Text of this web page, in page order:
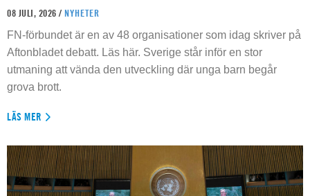
08 JULI, 2026 / NYHETER
FN-förbundet är en av 48 organisationer som idag skriver på
Aftonbladet debatt. Läs här. Sverige står inför en stor
utmaning att vända den utveckling där unga barn begår
grova brott.
LÄS MER